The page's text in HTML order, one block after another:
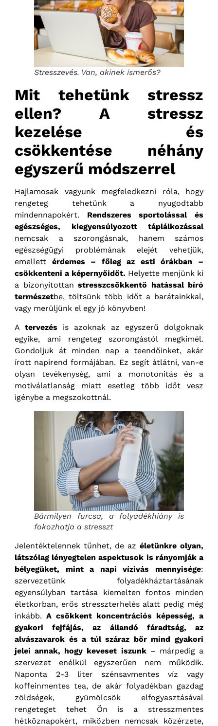
Stresszevés. Van, akinek ismerős?
Mit tehetünk stressz
ellen? A stressz
kezelése és
csökkentése néhány
egyszerű módszerrel
Hajlamosak vagyunk megfeledkezni róla, hogy
rengeteg tehetünk a nyugodtabb
mindennapokért. Rendszeres sportolással és
egészséges, kiegyensúlyozott táplálkozással
nemcsak a szorongásnak, hanem számos
egészségügyi problémának elejét vehetjük,
emellett érdemes – főleg az esti órákban –
csökkenteni a képernyőidőt. Helyette menjünk ki
a bizonyítottan stresszcsökkentő hatással bíró
természetbe, töltsünk több időt a barátainkkal,
vagy merüljünk el egy jó könyvben!
A tervezés is azoknak az egyszerű dolgoknak
egyike, ami rengeteg szorongástól megkímél.
Gondoljuk át minden nap a teendőinket, akár
írott napirend formájában. Ez segít átlátni, van-e
olyan tevékenység, ami a monotonitás és a
motiválatlanság miatt esetleg több időt vesz
igénybe a megszokottnál.
Bármilyen furcsa, a folyadékhiány is
fokozhatja a stresszt
Jelentéktelennek tűnhet, de az életünkre olyan,
látszólag lényegtelen aspektusok is rányomják a
bélyegüket, mint a napi vízivás mennyisége:
szervezetünk folyadékháztartásának
egyensúlyban tartása kiemelten fontos minden
életkorban, erős stresszterhelés alatt pedig még
inkább. A csökkent koncentrációs képesség, a
gyakori fejfájás, az állandó fáradtság, az
alvászavarok és a túl száraz bőr mind gyakori
jelei annak, hogy keveset iszunk – márpedig a
szervezet enélkül egyszerűen nem működik.
Naponta 2-3 liter szénsavmentes víz vagy
koffeinmentes tea, de akár folyadékban gazdag
zöldségek, gyümölcsök elfogyasztásával
rengeteget tehet Ön is a stresszmentes
hétköznapokért, miközben nemcsak közérzete,